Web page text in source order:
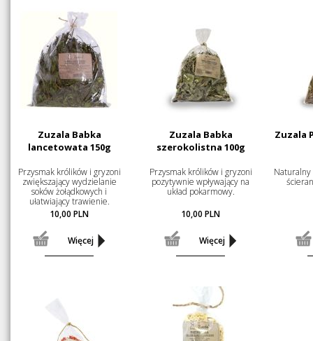
Zuzala Babka
lancetowata 150g
Przysmak królików i gryzoni
zwiększający wydzielanie
soków żołądkowych i
ułatwiający trawienie.
10,00 PLN
Więcej
Zuzala Babka
szerokolistna 100g
Przysmak królików i gryzoni
pozytywnie wpływający na
układ pokarmowy.
10,00 PLN
Więcej
Zuzala